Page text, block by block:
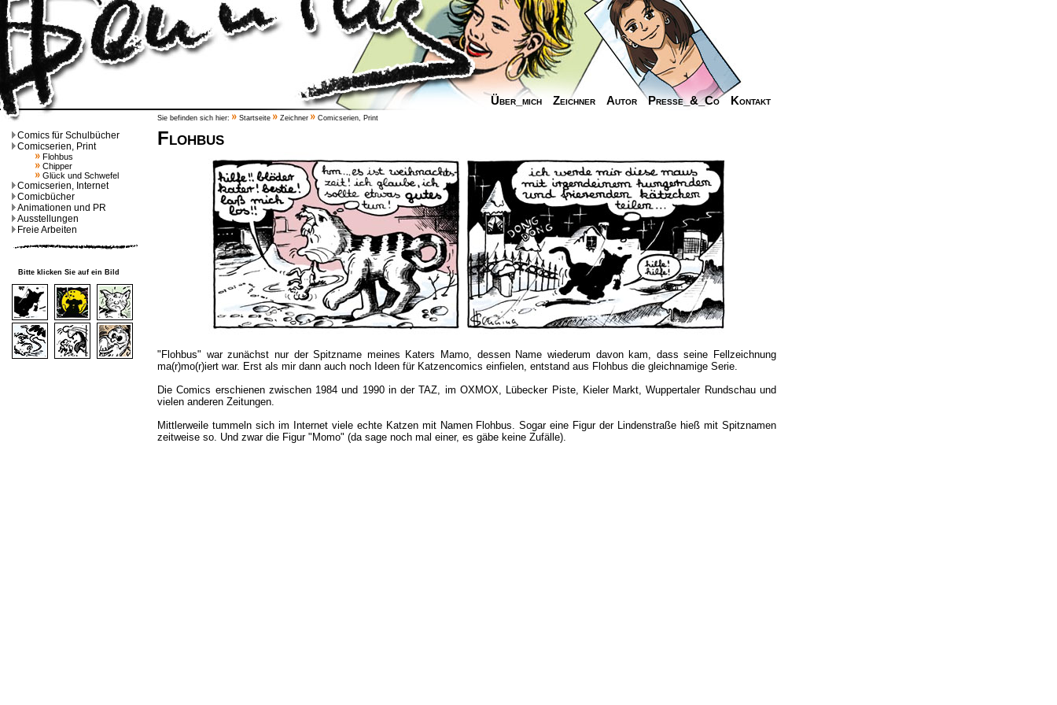
Über_mich Zeichner Autor Presse_&_Co Kontakt
Comics für Schulbücher
Comicserien, Print
Flohbus
Chipper
Glück und Schwefel
Comicserien, Internet
Comicbücher
Animationen und PR
Ausstellungen
Freie Arbeiten
Bitte klicken Sie auf ein Bild
Sie befinden sich hier: Startseite Zeichner Comicserien, Print
Flohbus
"Flohbus" war zunächst nur der Spitzname meines Katers Mamo, dessen Name wiederum davon kam, dass seine Fellzeichnung
ma(r)mo(r)iert war. Erst als mir dann auch noch Ideen für Katzencomics einfielen, entstand aus Flohbus die gleichnamige Serie.
Die Comics erschienen zwischen 1984 und 1990 in der TAZ, im OXMOX, Lübecker Piste, Kieler Markt, Wuppertaler Rundschau und
vielen anderen Zeitungen.
Mittlerweile tummeln sich im Internet viele echte Katzen mit Namen Flohbus. Sogar eine Figur der Lindenstraße hieß mit Spitznamen
zeitweise so. Und zwar die Figur "Momo" (da sage noch mal einer, es gäbe keine Zufälle).